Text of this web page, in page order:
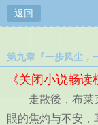
返回
第九章『一步风尘，
《关闭小说畅读
走散後，布莱克
眼的焦灼与不安